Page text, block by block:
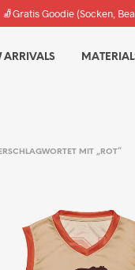
🧦Gratis Goodie (Socken,
ARRIVALS
MIT „ROT“